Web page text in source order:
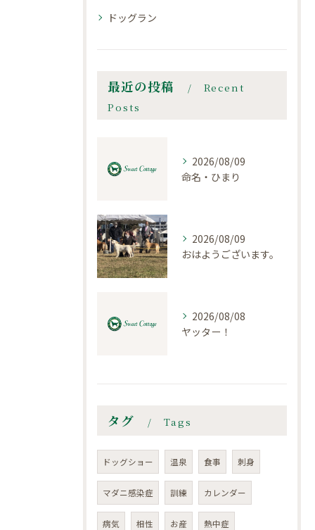
ドッグラン
最近の投稿
Recent
Posts
2026/08/09
命名・ひまり
2026/08/09
おはようございます。
2026/08/08
ヤッター！
タグ Tags
ドッグショー 温泉 食事 刺身
マダニ感染症 訓練 カレンダー
病気 相性 お産 熱中症